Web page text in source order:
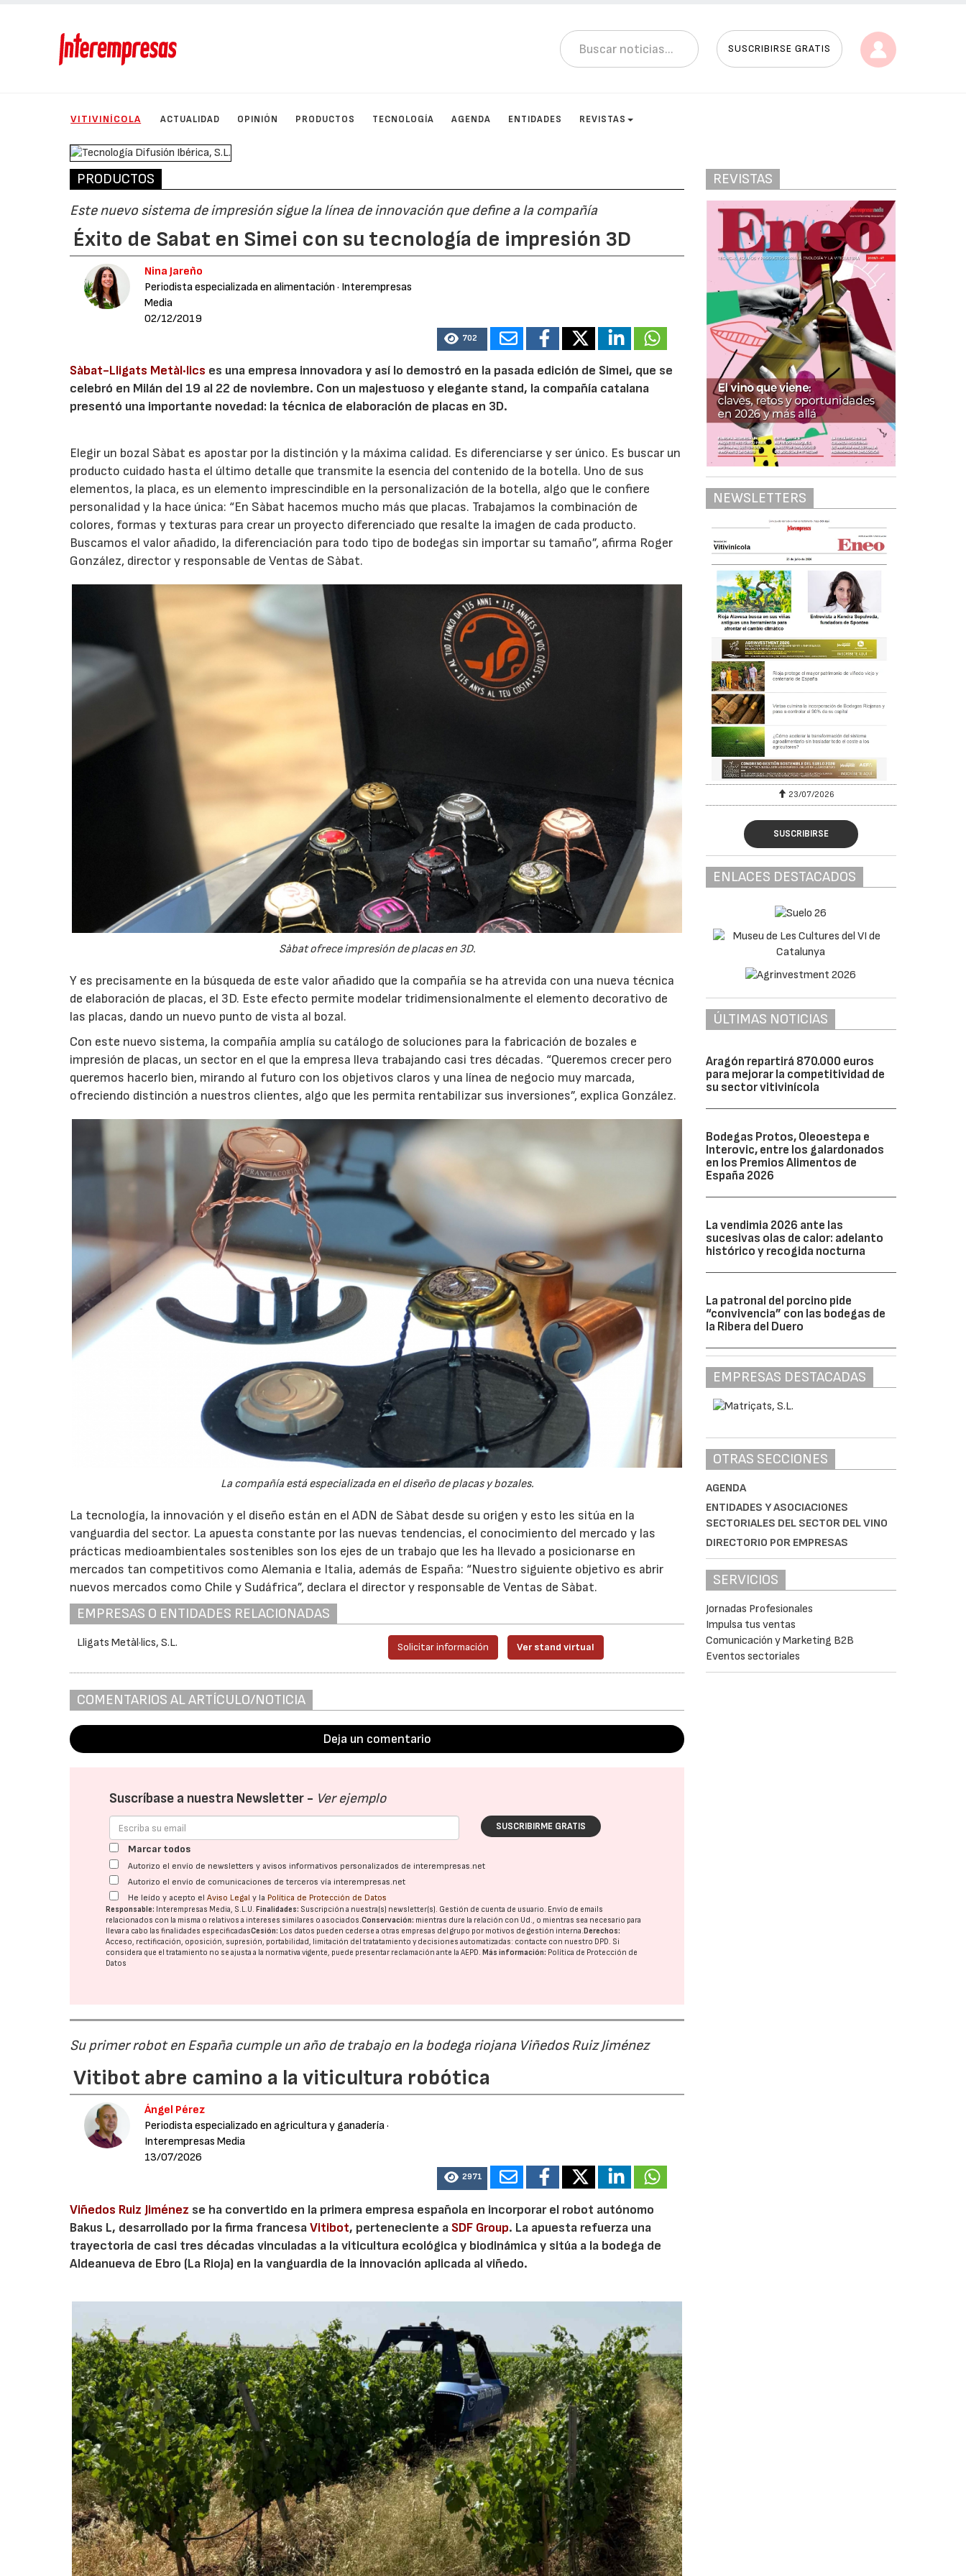
SUSCRIBIRSE GRATIS
VITIVINÍCOLA ACTUALIDAD OPINIÓN PRODUCTOS TECNOLOGÍA AGENDA ENTIDADES REVISTAS
PRODUCTOS
Este nuevo sistema de impresión sigue la línea de innovación que define a la compañía
Éxito de Sabat en Simei con su tecnología de impresión 3D
Nina Jareño
Periodista especializada en alimentación · Interempresas
Media
02/12/2019
702
Sàbat-Lligats Metàl·lics es una empresa innovadora y así lo demostró en la pasada edición de Simei, que se
celebró en Milán del 19 al 22 de noviembre. Con un majestuoso y elegante stand, la compañía catalana
presentó una importante novedad: la técnica de elaboración de placas en 3D.
Elegir un bozal Sàbat es apostar por la distinción y la máxima calidad. Es diferenciarse y ser único. Es buscar un
producto cuidado hasta el último detalle que transmite la esencia del contenido de la botella. Uno de sus
elementos, la placa, es un elemento imprescindible en la personalización de la botella, algo que le confiere
personalidad y la hace única: “En Sàbat hacemos mucho más que placas. Trabajamos la combinación de
colores, formas y texturas para crear un proyecto diferenciado que resalte la imagen de cada producto.
Buscamos el valor añadido, la diferenciación para todo tipo de bodegas sin importar su tamaño”, afirma Roger
González, director y responsable de Ventas de Sàbat.
Sàbat ofrece impresión de placas en 3D.
Y es precisamente en la búsqueda de este valor añadido que la compañía se ha atrevida con una nueva técnica
de elaboración de placas, el 3D. Este efecto permite modelar tridimensionalmente el elemento decorativo de
las placas, dando un nuevo punto de vista al bozal.
Con este nuevo sistema, la compañía amplía su catálogo de soluciones para la fabricación de bozales e
impresión de placas, un sector en el que la empresa lleva trabajando casi tres décadas. “Queremos crecer pero
queremos hacerlo bien, mirando al futuro con los objetivos claros y una línea de negocio muy marcada,
ofreciendo distinción a nuestros clientes, algo que les permita rentabilizar sus inversiones”, explica González.
La compañía está especializada en el diseño de placas y bozales.
La tecnología, la innovación y el diseño están en el ADN de Sàbat desde su origen y esto les sitúa en la
vanguardia del sector. La apuesta constante por las nuevas tendencias, el conocimiento del mercado y las
prácticas medioambientales sostenibles son los ejes de un trabajo que les ha llevado a posicionarse en
mercados tan competitivos como Alemania e Italia, además de España: “Nuestro siguiente objetivo es abrir
nuevos mercados como Chile y Sudáfrica”, declara el director y responsable de Ventas de Sàbat.
EMPRESAS O ENTIDADES RELACIONADAS
Lligats Metàl·lics, S.L. Solicitar información Ver stand virtual
COMENTARIOS AL ARTÍCULO/NOTICIA
Deja un comentario
Suscríbase a nuestra Newsletter - Ver ejemplo
SUSCRIBIRME GRATIS
Marcar todos
Autorizo el envío de newsletters y avisos informativos personalizados de interempresas.net
Autorizo el envío de comunicaciones de terceros vía interempresas.net
He leído y acepto elAviso Legal y la Política de Protección de Datos
Responsable: Interempresas Media, S.L.U. Finalidades: Suscripción a nuestra(s) newsletter(s). Gestión de cuenta de usuario. Envío de emails
relacionados con la misma o relativos a intereses similares o asociados.Conservación: mientras dure la relación con Ud., o mientras sea necesario para
llevar a cabo las finalidades especificadasCesión: Los datos pueden cederse a otras empresas del grupo por motivos de gestión interna. Derechos:
Acceso, rectificación, oposición, supresión, portabilidad, limitación del tratatamiento y decisiones automatizadas: contacte con nuestro DPD. Si
considera que el tratamiento no se ajusta a la normativa vigente, puede presentar reclamación ante laAEPD. Más información: Política de Protección de
Datos
Su primer robot en España cumple un año de trabajo en la bodega riojana Viñedos Ruiz Jiménez
Vitibot abre camino a la viticultura robótica
Ángel Pérez
Periodista especializado en agricultura y ganadería·
Interempresas Media
13/07/2026
2971
Viñedos Ruiz Jiménez se ha convertido en la primera empresa española en incorporar el robot autónomo
Bakus L, desarrollado por la firma francesaVitibot, perteneciente a SDF Group. La apuesta refuerza una
trayectoria de casi tres décadas vinculadas a la viticultura ecológica y biodinámica y sitúa a la bodega de
Aldeanueva de Ebro (La Rioja) en la vanguardia de la innovación aplicada al viñedo.
REVISTAS
NEWSLETTERS
23/07/2026 23/07/2026
SUSCRIBIRSE
ENLACES DESTACADOS
ÚLTIMAS NOTICIAS
Aragón repartirá 870.000 euros
para mejorar la competitividad de
su sector vitivinícola
Bodegas Protos, Oleoestepa e
Interovic, entre los galardonados
en los Premios Alimentos de
España 2026
La vendimia 2026 ante las
sucesivas olas de calor: adelanto
histórico y recogida nocturna
La patronal del porcino pide
“convivencia” con las bodegas de
la Ribera del Duero
EMPRESAS DESTACADAS
OTRAS SECCIONES
AGENDA
ENTIDADES Y ASOCIACIONES
SECTORIALES DEL SECTOR DEL VINO
DIRECTORIO POR EMPRESAS
SERVICIOS
Jornadas Profesionales
Impulsa tus ventas
Comunicación y Marketing B2B
Eventos sectoriales